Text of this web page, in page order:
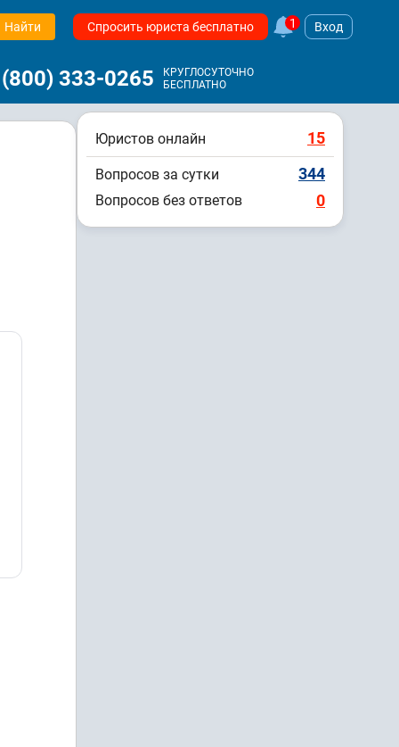
Найти Спросить юриста бесплатно 1 Вход
333-0265
КРУГЛОСУТОЧНО
БЕСПЛАТНО
Юристов онлайн 15
Вопросов за сутки 344
Вопросов без ответов 0